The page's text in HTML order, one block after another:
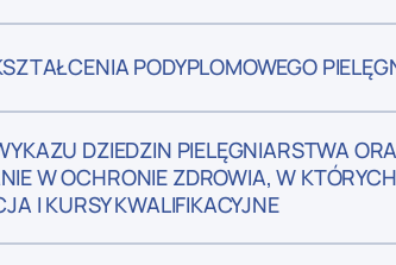
PODYPLOMOWEGO
DZIEDZIN PIELĘGNIARSTWA
W OCHRONIE ZDROWIA, W
I KURSY KWALIFIKACYJNE